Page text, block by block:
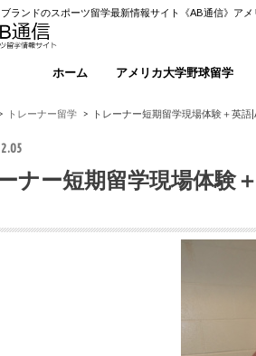
ランドのスポーツ留学最新情報サイト《AB通信》ア
ホーム アメリカ大学野球留学
トレーナー留学 トレーナー短期留学現場体験＋英語
ナー短期留学現場体験